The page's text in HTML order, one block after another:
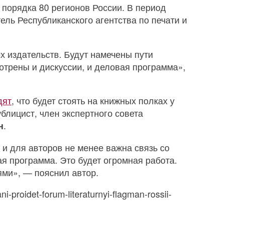
80 регионов России. В период
Республиканского агентства по печати и
Будут намечены пути
и дискуссии, и деловая программа»,
, что будет стоять на книжных полках у
член экспертного совета
.
для авторов не менее важна связь со
Это будет огромная работа.
— пояснил автор.
proidet-forum-literaturnyi-flagman-rossii-